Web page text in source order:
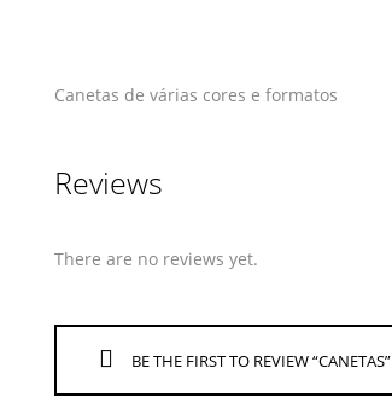
Canetas de várias cores e formatos
Reviews
There are no reviews yet.
BE THE FIRST TO REVIEW “CANETAS”